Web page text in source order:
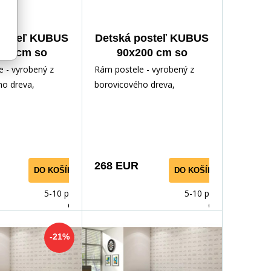
KUBUS
cm so
s
- vyrobený z
dreva,
DO KOŠÍKA
5-10 prac.
dnů
Detská posteľ KUBUS
90x200 cm so
zásuvkou, s
matracom,
Rám postele - vyrobený z
borovicového dreva,
268 EUR DO KOŠÍKA
5-10 prac.
dnů
-21%